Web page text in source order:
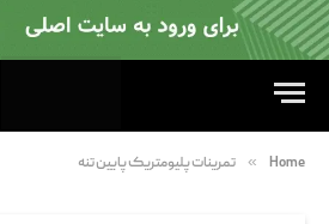
Home
» تمرینات پلیومتریک پایین تنه